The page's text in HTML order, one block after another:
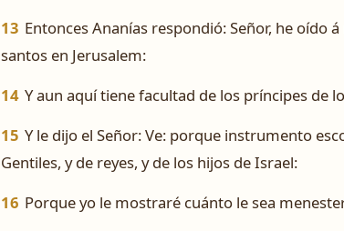
13 Entonces Ananías respondió: Señor, he oído
santos en Jerusalem:
14 Y aun aquí tiene facultad de los príncipes de
15 Y le dijo el Señor: Ve: porque instrumento
Gentiles, y de reyes, y de los hijos de Israel:
16 Porque yo le mostraré cuánto le sea